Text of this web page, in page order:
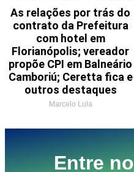
As relações por trás do
contrato da Prefeitura
com hotel em
Florianópolis; vereador
propõe CPI em Balneário
Camboriú; Ceretta fica e
outros destaques
Marcelo Lula
Entre